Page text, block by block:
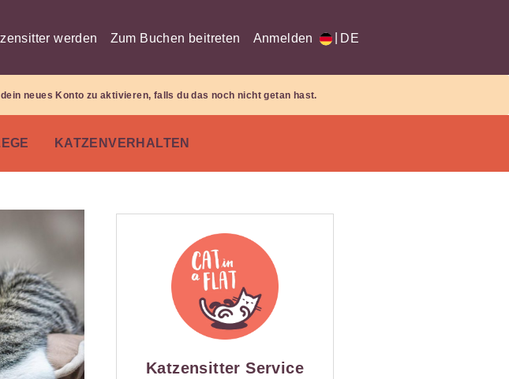
werden Zum Buchen beitreten Anmelden DE
neues Konto zu aktivieren, falls du das noch nicht getan hast.
KATZENVERHALTEN
Katzensitter Service